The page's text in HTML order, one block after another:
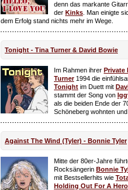
denn das markante
der Kinks . Man einigte
dem Erfolg stand nichts mehr im Wege.
Tonight - Tina Turner & David Bowie
Im Rahmen ihrer Private
Turner 1994 die
Tonight im Duett mit
stammt der Song von
als die beiden Ende der
Schöneberg wohnten und
Against The Wind (Tyler) - Bonnie Tyler
Mitte der 80er-Jahre
Rocksängerin Bonnie
mit Bestsellerhits wie
Holding Out For A Hero